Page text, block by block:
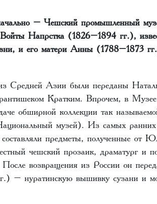
– Чешский промышленный
Напрстка (1826–1894 гг.),
и его матери Анны (1788–1873
Средней Азии были переданы
Кратким. Впрочем, в
обширной коллекции так
музей). Из самых ранних
предметы, полученные от
чешский прозаик, драматург и
После возвращения из России он
– нуратинскую вышивку сузани и